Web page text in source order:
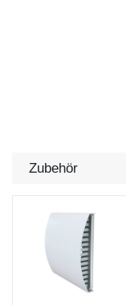
Zubehör